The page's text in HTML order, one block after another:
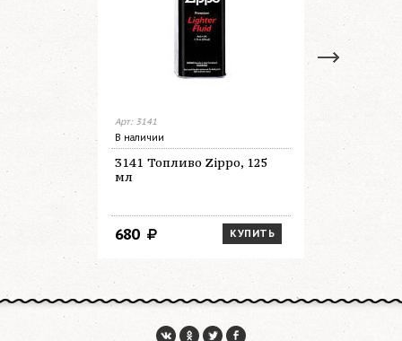
Арт: 3141
В наличии
3141 Топливо Zippo, 125
мл
КУПИТЬ
680
В наличии
3165